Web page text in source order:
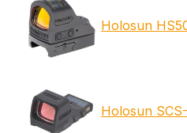
Holosun
Holosun